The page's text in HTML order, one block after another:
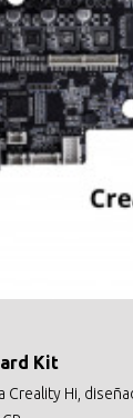
Kit
Creality Hi,